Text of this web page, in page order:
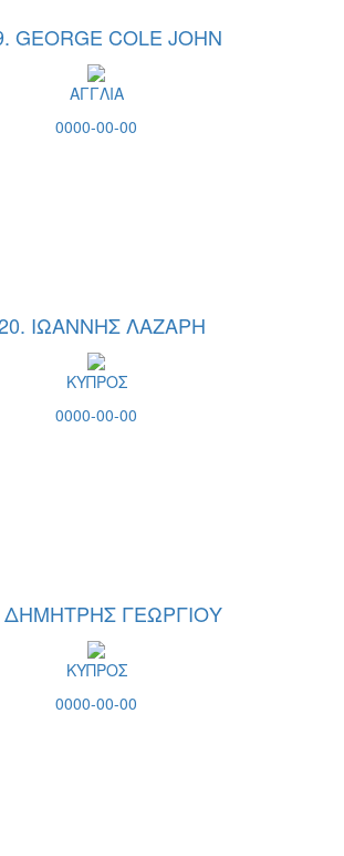
GEORGE COLE JOHN
ΑΓΓΛΙΑ
0000-00-00
ΙΩΑΝΝΗΣ ΛΑΖΑΡΗ
ΚΥΠΡΟΣ
0000-00-00
ΔΗΜΗΤΡΗΣ ΓΕΩΡΓΙΟΥ
ΚΥΠΡΟΣ
0000-00-00